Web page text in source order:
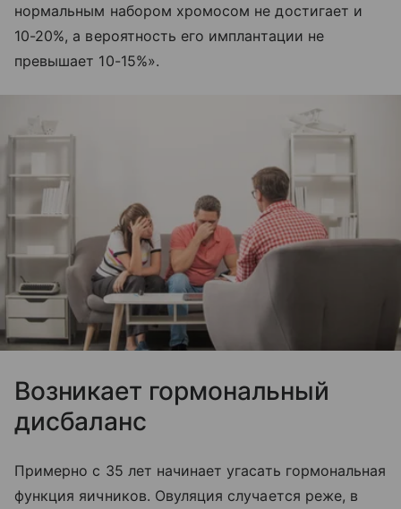
нормальным набором хромосом не достигает и
10-20%, а вероятность его имплантации не
превышает 10-15%».
Возникает гормональный
дисбаланс
Примерно с 35 лет начинает угасать гормональная
функция яичников. Овуляция случается реже, в